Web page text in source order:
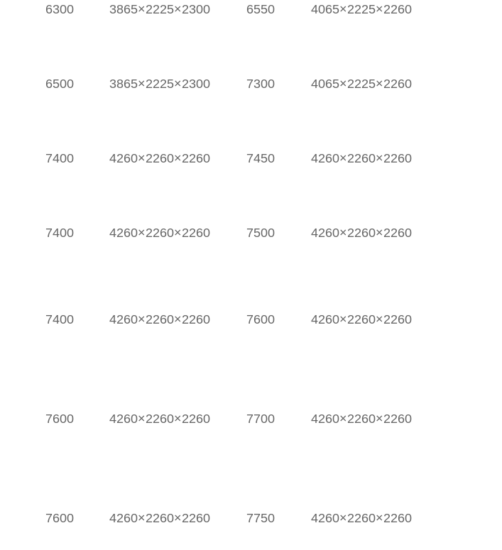
6300 3865×2225×2300 6550 4065×2225×2260
6500 3865×2225×2300 7300 4065×2225×2260
7400 4260×2260×2260 7450 4260×2260×2260
7400 4260×2260×2260 7500 4260×2260×2260
7400 4260×2260×2260 7600 4260×2260×2260
7600 4260×2260×2260 7700 4260×2260×2260
7600 4260×2260×2260 7750 4260×2260×2260